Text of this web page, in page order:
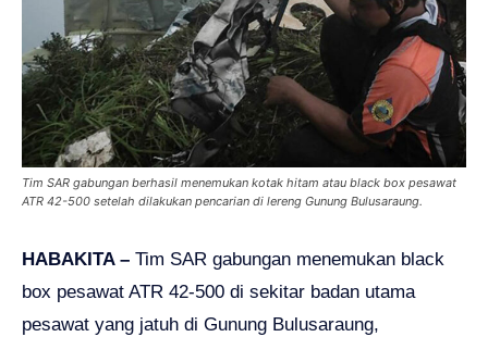
Tim SAR gabungan berhasil menemukan kotak hitam atau black box pesawat
ATR 42-500 setelah dilakukan pencarian di lereng Gunung Bulusaraung.
HABAKITA – Tim SAR gabungan menemukan black
box pesawat ATR 42-500 di sekitar badan utama
pesawat yang jatuh di Gunung Bulusaraung,